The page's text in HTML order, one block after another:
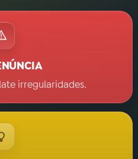
irregularidades.